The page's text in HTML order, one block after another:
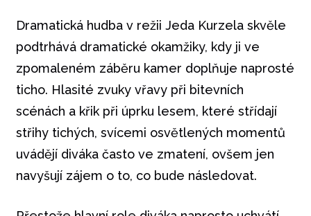
Dramatická hudba v režii Jeda Kurzela skvěle
podtrhává dramatické okamžiky, kdy ji ve
zpomaleném záběru kamer doplňuje naprosté
ticho. Hlasité zvuky vřavy při bitevních
scénách a křik při úprku lesem, které střídají
střihy tichých, svícemi osvětlených momentů
uvádějí diváka často ve zmatení, ovšem jen
navyšují zájem o to, co bude následovat.